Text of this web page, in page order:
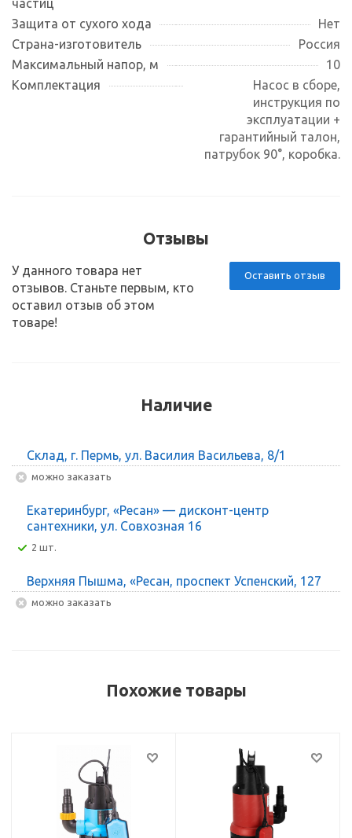
частиц
Защита от сухого хода
Нет
Страна-изготовитель
Россия
Максимальный напор, м
10
Комплектация
Насос в сборе,
инструкция по
эксплуатации +
гарантийный талон,
патрубок 90°, коробка.
Отзывы
Оставить отзыв
У данного товара нет
отзывов. Станьте первым, кто
оставил отзыв об этом
товаре!
Наличие
Склад, г. Пермь, ул. Василия Васильева, 8/1
Можно заказать
Екатеринбург, «Ресан» — дисконт-центр
сантехники, ул. Совхозная 16
2 шт.
Верхняя Пышма, «Ресан, проспект Успенский, 127
Можно заказать
Похожие товары